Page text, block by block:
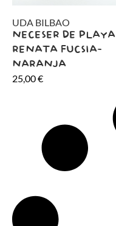
UDA BILBAO
NECESER DE PLAYA
RENATA FUCSIA-
NARANJA
25,00€